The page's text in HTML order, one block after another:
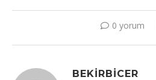
0 yorum
BEKIRBICER